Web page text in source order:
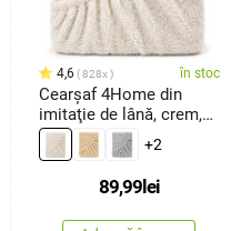
4,6 828x în stoc
Cearşaf 4Home din
imitaţie de lână, crem,
90 x 200 cm
+2
89,99lei